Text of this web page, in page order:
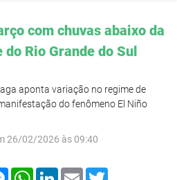
com chuvas abaixo da
Rio Grande do Sul
aponta variação no regime de
do fenômeno El Niño
26/02/2026 às 09:40
Messenger
WhatsApp
LinkedIn
Email